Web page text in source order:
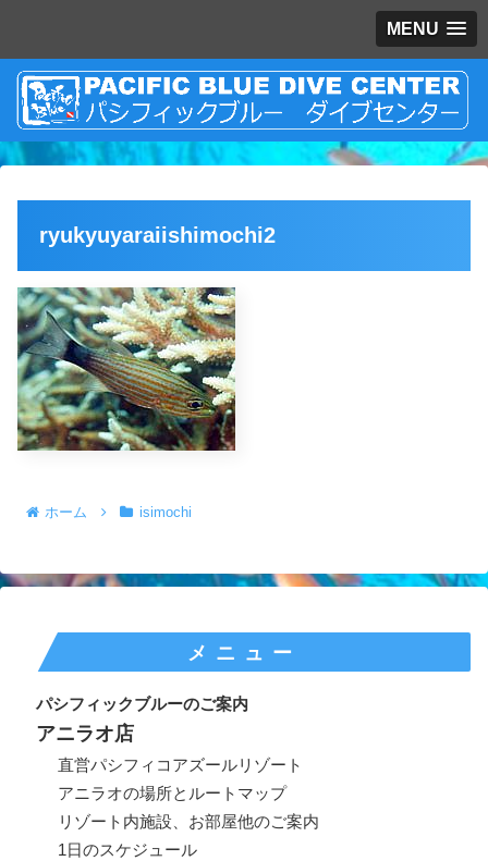
MENU
ryukyuyaraiishimochi2
ホーム isimochi
メニュー
パシフィックブルーのご案内
アニラオ店
直営パシフィコアズールリゾート
アニラオの場所とルートマップ
リゾート内施設、お部屋他のご案内
1日のスケジュール